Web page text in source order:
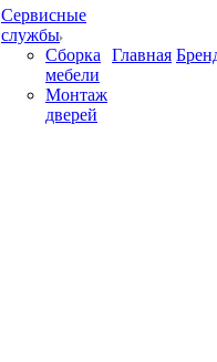
Сервисные
службы
Сборка
мебели
Монтаж
дверей
Главная